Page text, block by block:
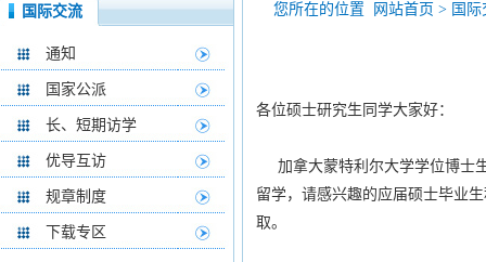
国际交流
通知
国家公派
长、短期访学
优导互访
规章制度
下载专区
各位硕士研究生同学大家好：
加拿大蒙特利尔大学学位博士
留学，请感兴趣的应届硕士毕业
取。
您所在的位置 网站首页 > 国